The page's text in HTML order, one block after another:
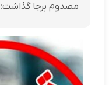
مصدوم برجا گذاشت؛ 2 نفر رهاسازی شدند.